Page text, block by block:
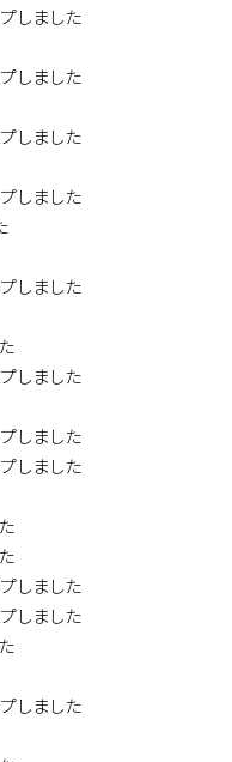
しました
しました
しました
しました
しました
しました
しました
しました
しました
しました
しました